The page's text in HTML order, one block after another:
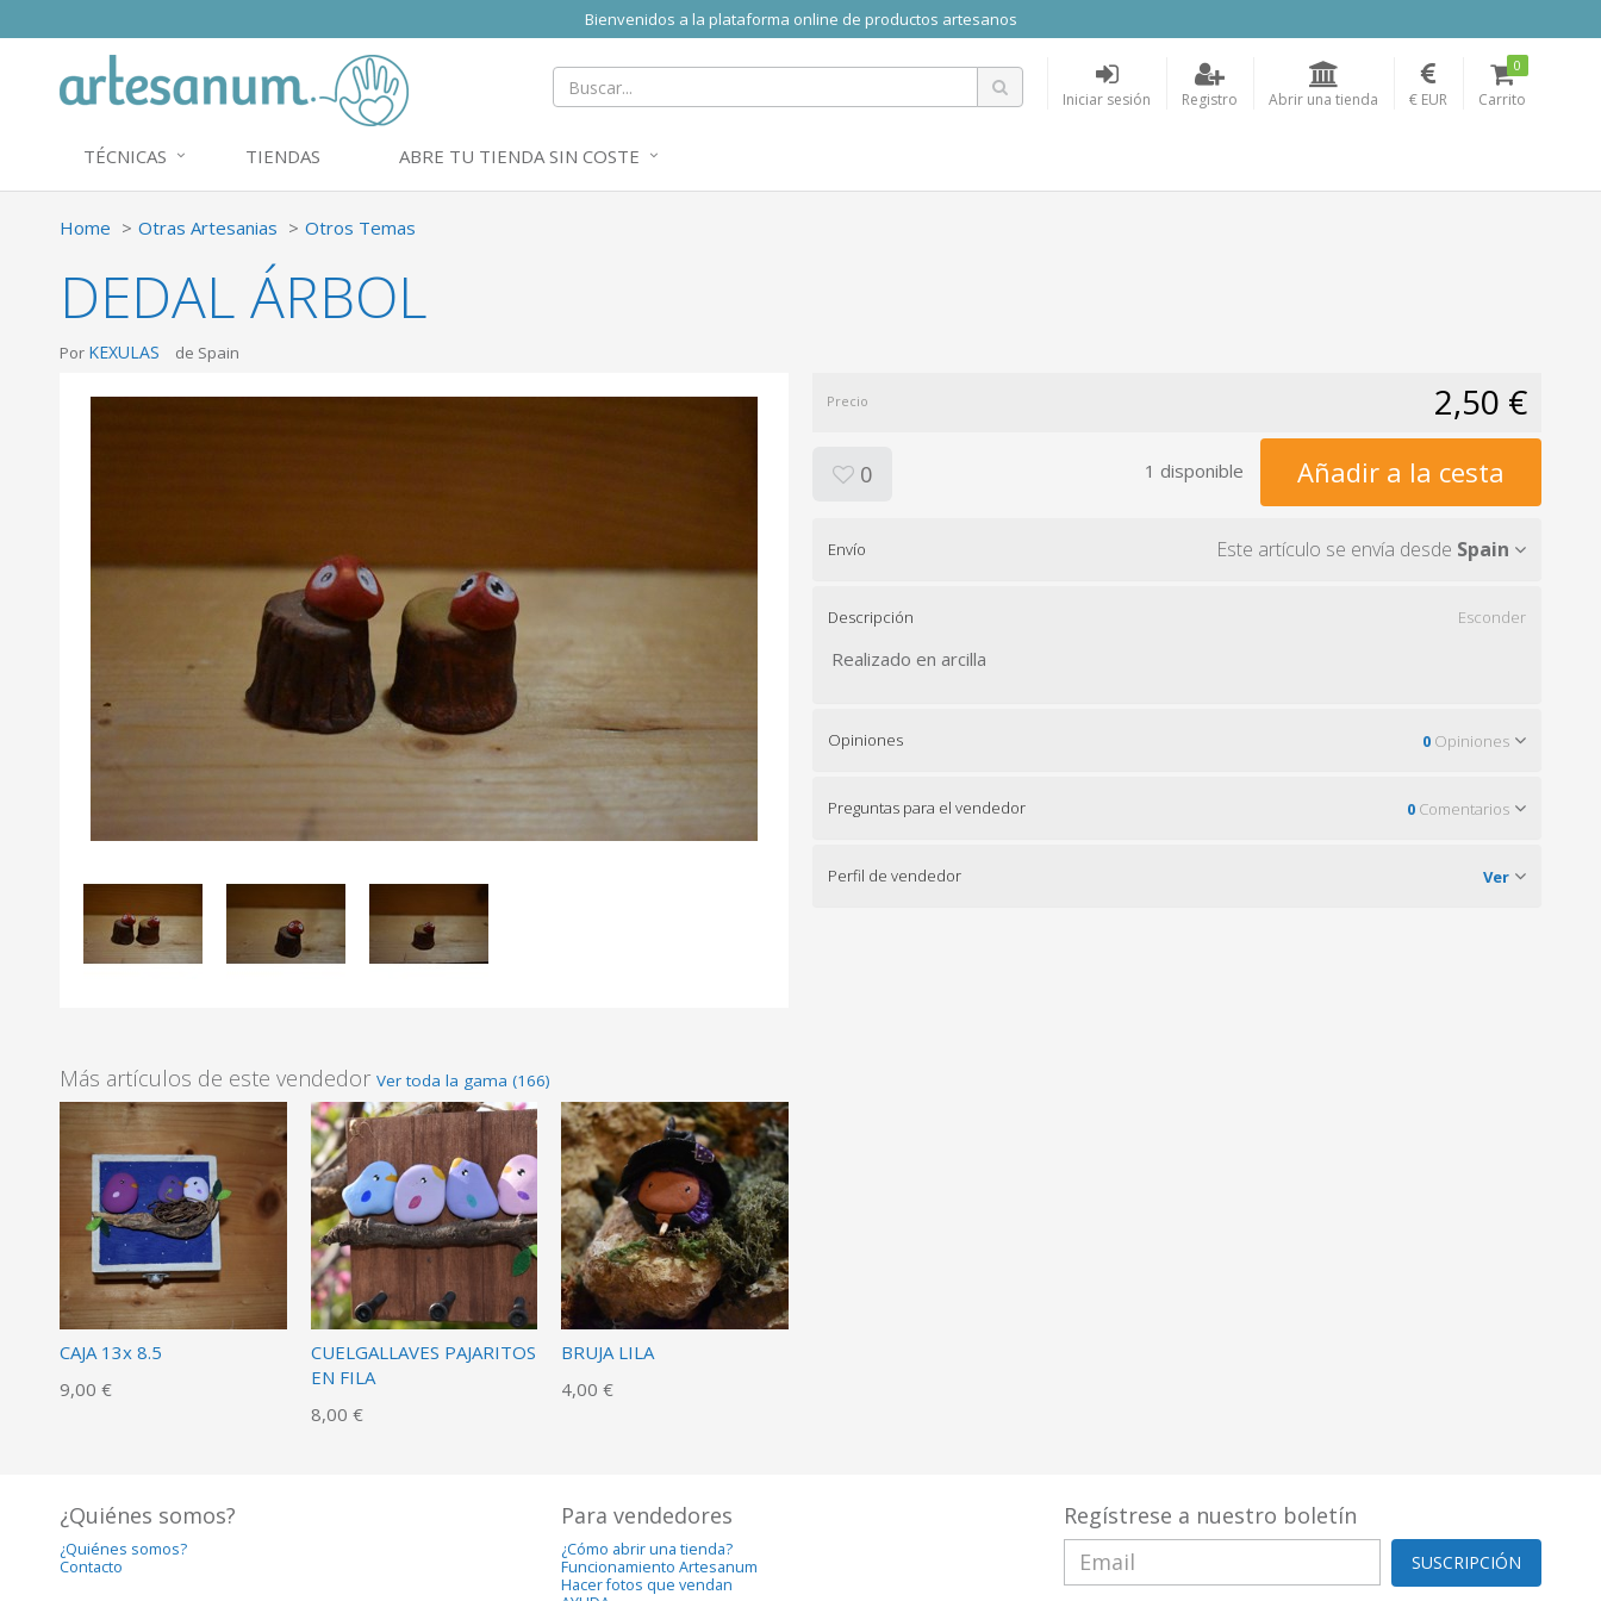
Bienvenidos a la plataforma online de productos artesanos
Iniciar sesión Registro Abrir una tienda € EUR Carrito
0
TÉCNICAS TIENDAS ABRE TU TIENDA SIN COSTE
Home Otras Artesanias Otros Temas
DEDAL ÁRBOL
Por KEXULAS de Spain
Más artículos de este vendedor Ver toda la gama (166)
CAJA 13x 8.5
9,00 €
CUELGALLAVES PAJARITOS
EN FILA
8,00 €
BRUJA LILA
4,00 €
Precio 2,50 €
0 1 disponible Añadir a la cesta
Envío Este artículo se envía desde Spain
Descripción Esconder
Realizado en arcilla
Opiniones 0 Opiniones
Preguntas para el vendedor 0 Comentarios
Perfil de vendedor Ver
¿Quiénes somos?
¿Quiénes somos?
Contacto
Para vendedores
¿Cómo abrir una tienda?
Funcionamiento Artesanum
Hacer fotos que vendan
Regístrese a nuestro boletín
SUSCRIPCIÓN